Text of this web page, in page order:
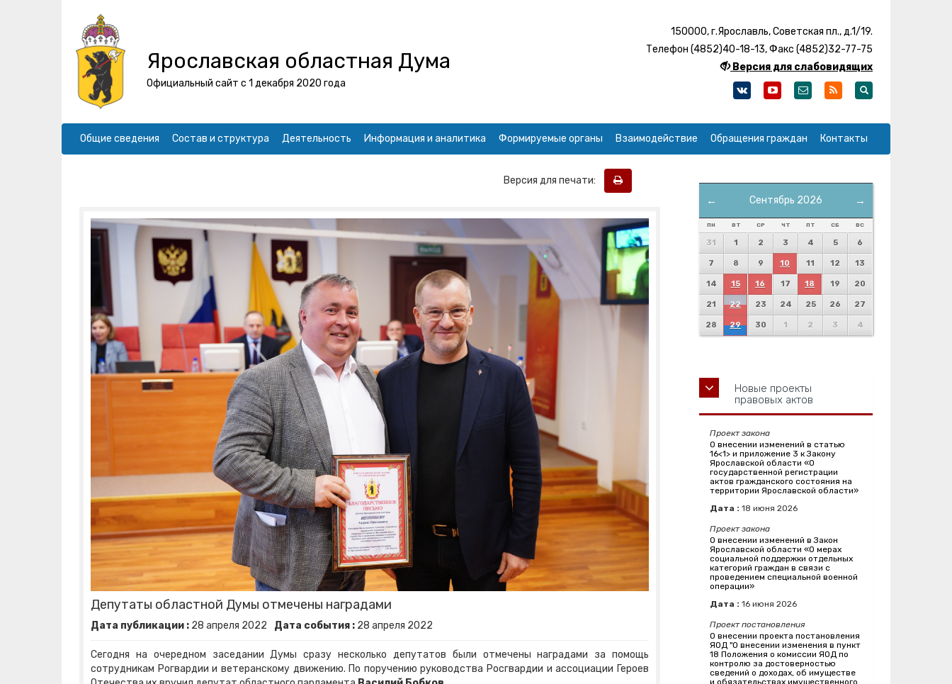
Ярославская областная Дума
Официальный сайт с 1 декабря 2020 года
150000, г.Ярославль, Советская пл., д.1/19.
Телефон (4852)40-18-13, Факс (4852)32-77-75
Версия для слабовидящих
Общие сведения Состав и структура Деятельность Информация и аналитика Формируемые органы Взаимодействие Обращения граждан Контакты
Версия для печати:
Депутаты областной Думы отмечены наградами
Дата публикации : 28 апреля 2022 Дата события : 28 апреля 2022
Сегодня на очередном заседании Думы сразу несколько депутатов были отмечены наградами за помощь
сотрудникам Рогвардии и ветеранскому движению. По поручению руководства Росгвардии и ассоциации Героев
← →
Сентябрь 2026
ПН ВТ СР ЧТ ПТ СБ ВС
31 1 2 3 4 5 6
7 8 9 10 11 12 13
14 15 16 17 18 19 20
21 22 23 24 25 26 27
28 29 30 1 2 3 4
Новые проекты
правовых актов
Проект закона
О внесении изменений в статью
16<1> и приложение 3 к Закону
Ярославской области «О
государственной регистрации
актов гражданского состояния на
территории Ярославской области»
Дата : 18 июня 2026
Проект закона
О внесении изменений в Закон
Ярославской области «О мерах
социальной поддержки отдельных
категорий граждан в связи с
проведением специальной военной
операции»
Дата : 16 июня 2026
Проект постановления
О внесении проекта постановления
ЯОД "О внесении изменения в пункт
18 Положения о комиссии ЯОД по
контролю за достоверностью
сведений о доходах, об имуществе
и обязательствах имущественного